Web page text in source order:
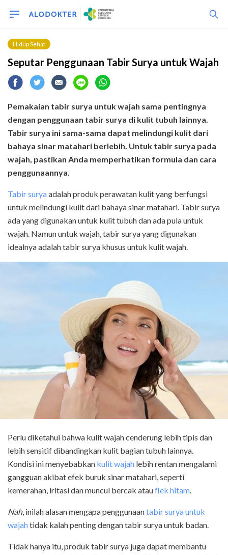
Hidup Sehat
Seputar Penggunaan Tabir Surya untuk Wajah
Pemakaian tabir surya untuk wajah sama pentingnya
dengan penggunaan tabir surya di kulit tubuh lainnya.
Tabir surya ini sama-sama dapat melindungi kulit dari
bahaya sinar matahari berlebih. Untuk tabir surya pada
wajah, pastikan Anda memperhatikan formula dan cara
penggunaannya.
Tabir suryaadalah produk perawatan kulit yang berfungsi
untuk melindungi kulit dari bahaya sinar matahari. Tabir surya
ada yang digunakan untuk kulit tubuh dan ada pula untuk
wajah. Namun untuk wajah, tabir surya yang digunakan
idealnya adalah tabir surya khusus untuk kulit wajah.
Perlu diketahui bahwa kulit wajah cenderung lebih tipis dan
lebih sensitif dibandingkan kulit bagian tubuh lainnya.
Kondisi ini menyebabkan kulit wajah lebih rentan mengalami
gangguan akibat efek buruk sinar matahari, seperti
kemerahan, iritasi dan muncul bercak atauflek hitam.
Nah, inilah alasan mengapa penggunaantabir surya untuk
wajahtidak kalah penting dengan tabir surya untuk badan.
Tidak hanya itu, produk tabir surya juga dapat membantu